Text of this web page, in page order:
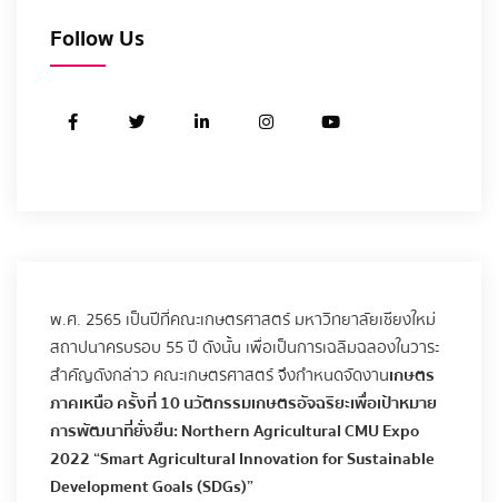
Follow Us
พ.ศ. 2565 เป็นปีที่คณะเกษตรศาสตร์ มหาวิทยาลัยเชียงใหม่
สถาปนาครบรอบ 55 ปี ดังนั้น เพื่อเป็นการเฉลิมฉลองในวาระ
สำคัญดังกล่าว คณะเกษตรศาสตร์ จึงกำหนดจัดงานเกษตร
ภาคเหนือ ครั้งที่ 10 นวัตกรรมเกษตรอัจฉริยะเพื่อเป้าหมาย
การพัฒนาที่ยั่งยืน: Northern Agricultural CMU Expo
2022 “Smart Agricultural Innovation for Sustainable
Development Goals (SDGs)”